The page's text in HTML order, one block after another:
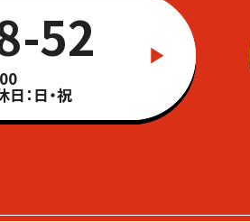
52
：日・祝